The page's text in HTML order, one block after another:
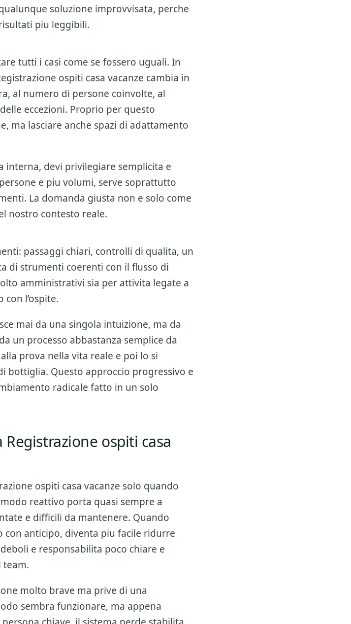
soluzione improvvisata, perche
piu leggibili.
tutti i casi come se fossero uguali. In
ospiti casa vacanze cambia in
al numero di persone coinvolte, al
eccezioni. Proprio per questo
ma lasciare anche spazi di adattamento
interna, devi privilegiare semplicita e
e piu volumi, serve soprattutto
La domanda giusta non e solo come
nostro contesto reale.
passaggi chiari, controlli di qualita, un
di strumenti coerenti con il flusso di
amministrativi sia per attivita legate a
l’ospite.
mai da una singola intuizione, ma da
un processo abbastanza semplice da
prova nella vita reale e poi lo si
bottiglia. Questo approccio progressivo e
radicale fatto in un solo
ospiti casa
ospiti casa vacanze solo quando
reattivo porta quasi sempre a
e difficili da mantenere. Quando
con anticipo, diventa piu facile ridurre
e responsabilita poco chiare e
team.
molto brave ma prive di una
sembra funzionare, ma appena